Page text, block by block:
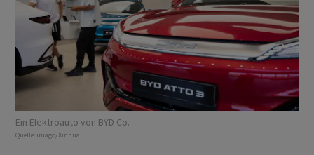
Ein Elektroauto von BYD Co.
Quelle: imago/Xinhua